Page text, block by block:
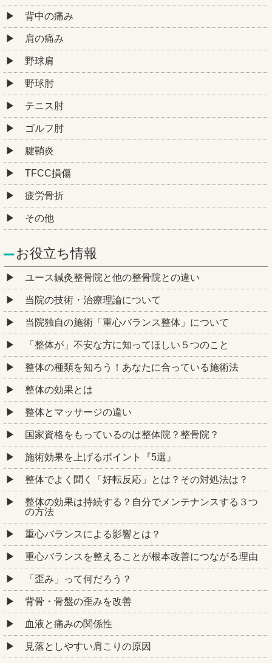
背中の痛み
肩の痛み
野球肩
野球肘
テニス肘
ゴルフ肘
腱鞘炎
TFCC損傷
疲労骨折
その他
お役立ち情報
ユース鍼灸整骨院と他の整骨院との違い
当院の技術・治療理論について
当院独自の施術「重心バランス整体」について
「整体が」不安な方に知ってほしい５つのこと
整体の種類を知ろう！あなたに合っている施術法
整体の効果とは
整体とマッサージの違い
国家資格をもっているのは整体院？整骨院？
施術効果を上げるポイント『5選』
整体でよく聞く「好転反応」とは？その対処法は？
整体の効果は持続する？自分でメンテナンスする３つ
の方法
重心バランスによる影響とは？
重心バランスを整えることが根本改善につながる理由
「歪み」って何だろう？
背骨・骨盤の歪みを改善
血液と痛みの関係性
見落としやすい肩こりの原因